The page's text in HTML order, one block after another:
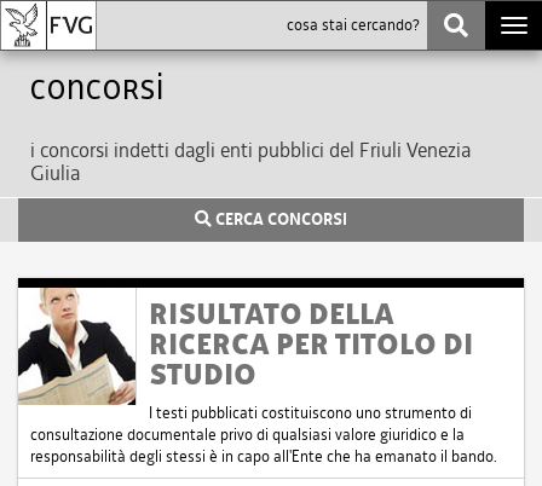
Concorsi
i concorsi indetti dagli enti pubblici del Friuli Venezia
Giulia
CERCA CONCORSI
RISULTATO DELLA
RICERCA PER TITOLO DI
STUDIO
I testi pubblicati costituiscono uno strumento di
consultazione documentale privo di qualsiasi valore giuridico e la
responsabilità degli stessi è in capo all'Ente che ha emanato il bando.